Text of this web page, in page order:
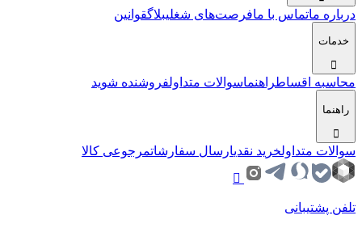
درباره ماتماس با مافرصت‌های شغلیبلاگقوانین
خدمات
محاسبه اقساطراهنماسوالات متداولفروشنده شوید
راهنما
سوالات متداولخرید نقدیارسال سفارشاتمرجوعی کالا
تلفن پشتیبانی